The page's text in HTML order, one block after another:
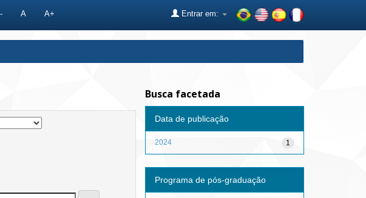
A A+ Entrar em:
Busca facetada
Data de publicação
1
2024
Programa de pós-graduação